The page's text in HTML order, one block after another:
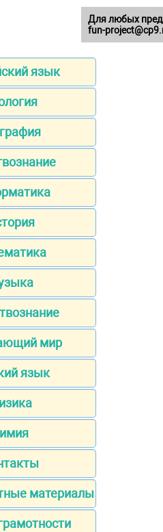
язык
мир
язык
материалы
Для любых
fun-